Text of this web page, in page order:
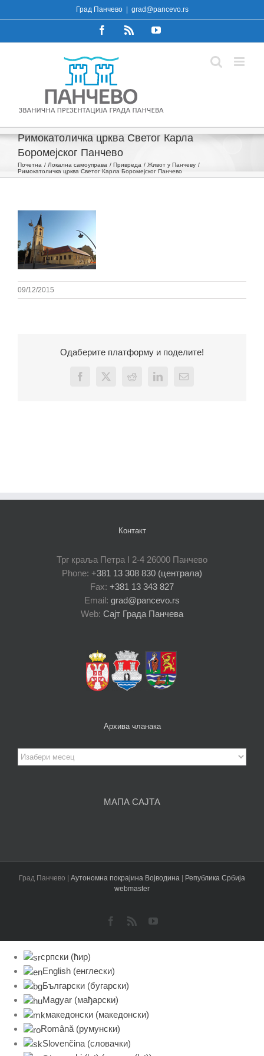
to
Град Панчево grad@pancevo.rs
FacebookRss YouTube
Римокатоличка црква Светог Карла
Боромејског Панчево
Почетна Локална самоуправа Привреда
Живот у Панчеву
Римокатоличка црква Светог Карла Боромејског Панчево
09/12/2015
Одаберите платформу и поделите!
Facebook
X Reddit LinkedInEmail
Контакт
Трг краља Петра I 2-4 26000 Панчево
Phone: +381 13 308 830 (централа)
Fax: +381 13 343 827
Email: grad@pancevo.rs
Web: Сајт Града Панчева
Архива чланака
Архива
чланака
МАПА САЈТА
Град Панчево | Аутономна покрајина Војводина | Република Србија
webmaster
Facebook
Rss YouTube
српски (ћир)
English (енглески)
Български (бугарски)
Magyar (мађарски)
македонски (македонски)
Română(румунски)
Slovenčina (словачки)